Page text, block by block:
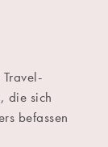
die sich
befassen